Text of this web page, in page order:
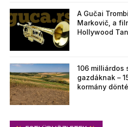
A Gučai
Markovič, a
Hollywood
106 milliárdos
gazdáknak –
kormány